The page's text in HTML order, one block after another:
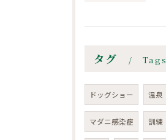
タグ Tags
ドッグショー 温泉
マダニ感染症 訓練